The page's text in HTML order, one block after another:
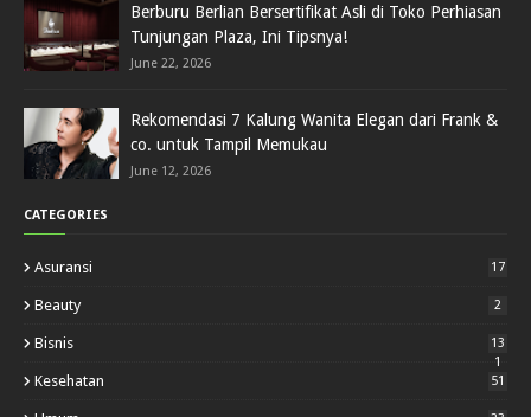
Berburu Berlian Bersertifikat Asli di Toko Perhiasan
Tunjungan Plaza, Ini Tipsnya!
June 22, 2026
Rekomendasi 7 Kalung Wanita Elegan dari Frank &
co. untuk Tampil Memukau
June 12, 2026
CATEGORIES
Asuransi 17
Beauty 2
Bisnis
13
1
Kesehatan 51